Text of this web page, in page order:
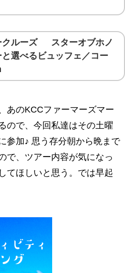
先は駐車スペース
ファクトリー
コーナー
マーケット
急いで戻る
「ハレイワ タウン」へ
由時間は1時間
ワ
リチキン
は1時間では足りない
クルーズ スターオブホノ
選べるビュッフェ／コー
あのKCCファーマーズマー
ので、今回私達はその土曜
参加♪ 思う存分朝から晩まで
で、ツアー内容が気になっ
てほしいと思う。では早起